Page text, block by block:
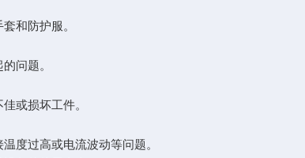
和防护服。
问题。
或损坏工件。
度过高或电流波动等问题。